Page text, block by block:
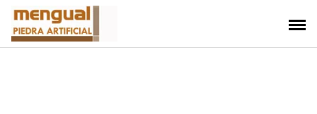
Saltar
contenido